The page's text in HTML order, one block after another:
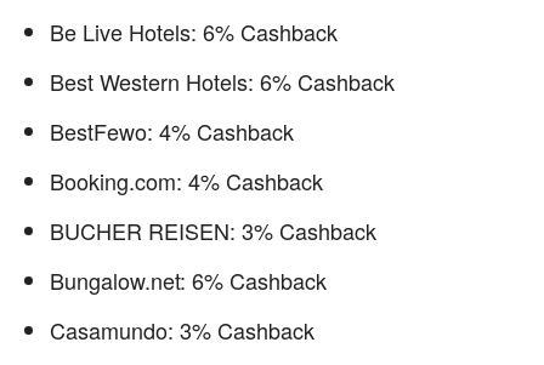
Be Live Hotels: 6% Cashback
Best Western Hotels: 6% Cashback
BestFewo: 4% Cashback
Booking.com: 4% Cashback
BUCHER REISEN: 3% Cashback
Bungalow.net: 6% Cashback
Casamundo: 3% Cashback